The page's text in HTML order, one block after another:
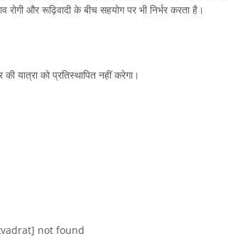
और रूढ़िवादी के बीच सहयोग पर भी निर्भर करता है।
यात्रा को प्रतिस्थापित नहीं करेगा।
not found